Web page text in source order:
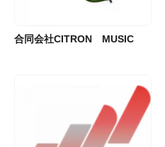
合同会社CITRON MUSIC